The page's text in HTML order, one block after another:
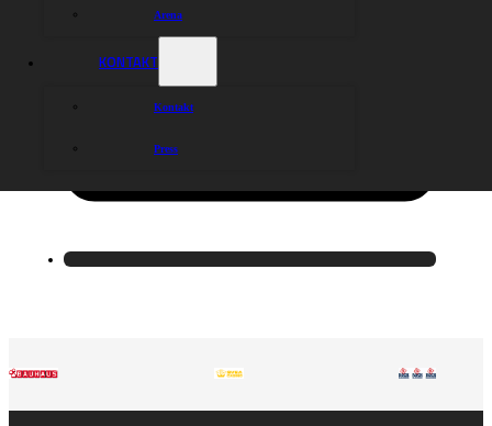
Arena
KONTAKT
Kontakt
Press